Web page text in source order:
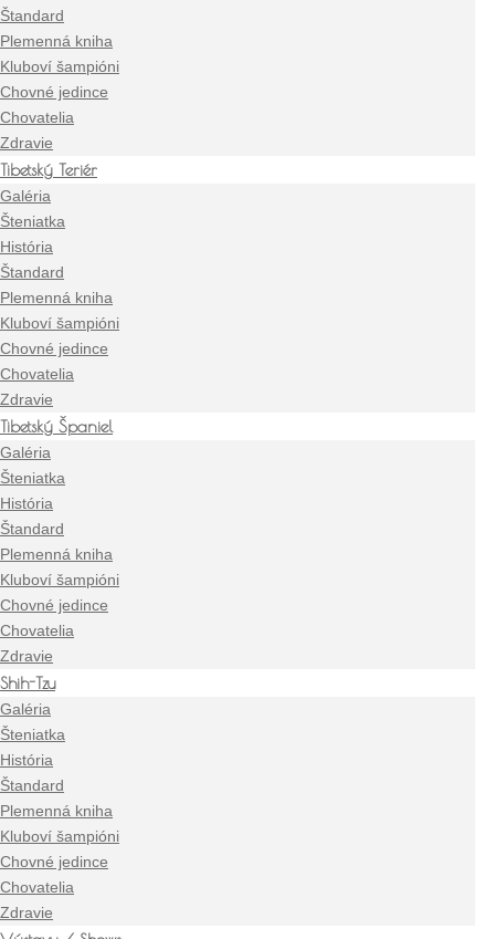
Štandard
Plemenná kniha
Kluboví šampióni
Chovné jedince
Chovatelia
Zdravie
Tibetský Teriér
Galéria
Šteniatka
História
Štandard
Plemenná kniha
Kluboví šampióni
Chovné jedince
Chovatelia
Zdravie
Tibetský Španiel
Galéria
Šteniatka
História
Štandard
Plemenná kniha
Kluboví šampióni
Chovné jedince
Chovatelia
Zdravie
Shih-Tzu
Galéria
Šteniatka
História
Štandard
Plemenná kniha
Kluboví šampióni
Chovné jedince
Chovatelia
Zdravie